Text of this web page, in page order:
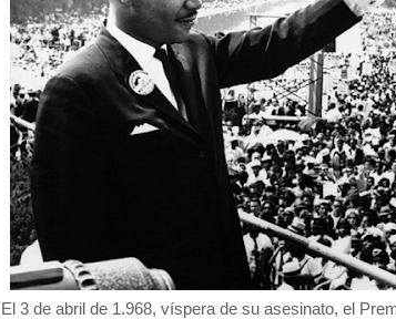
El 3 de abril de 1.968, víspera de su asesinato, el